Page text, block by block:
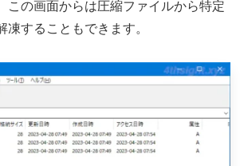
この画面からは圧縮ファイルから特定
凍することもできます。